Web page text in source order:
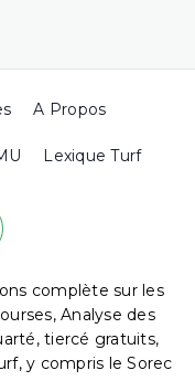
A Propos
Lexique Turf
complète sur les
Analyse des
tiercé gratuits,
y compris le Sorec